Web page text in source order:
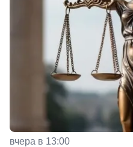
вчера в 13:00